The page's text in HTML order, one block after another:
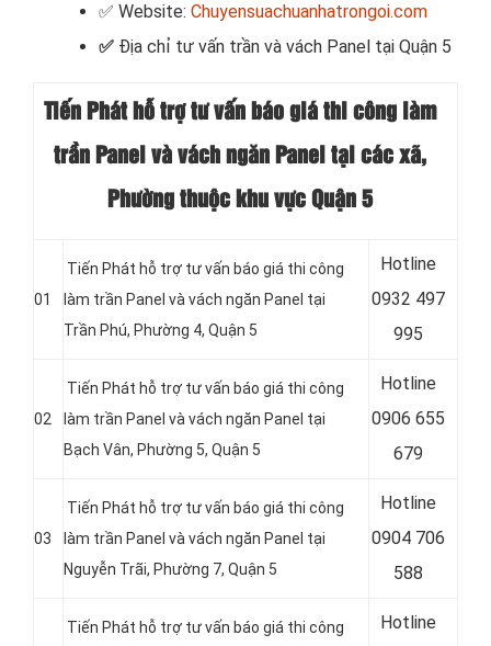
✅ Website: Chuyensuachuanhatrongoi.com
✅ Địa chỉ tư vấn trần và vách Panel tại Quận 5
Tiến Phát hỗ trợ tư vấn báo giá thi công làm
trần Panel và vách ngăn Panel tại các xã,
Phường thuộc khu vực Quận 5
01
Tiến Phát hỗ trợ tư vấn báo giá thi công
làm trần Panel và vách ngăn Panel tại
Trần Phú, Phường 4, Quận 5
Hotline
0932 497
995
02
Tiến Phát hỗ trợ tư vấn báo giá thi công
làm trần Panel và vách ngăn Panel tại
Bạch Vân, Phường 5, Quận 5
Hotline
0906 655
679
03
Tiến Phát hỗ trợ tư vấn báo giá thi công
làm trần Panel và vách ngăn Panel tại
Nguyễn Trãi, Phường 7, Quận 5
Hotline
0904 706
588
Tiến Phát hỗ trợ tư vấn báo giá thi công
Hotline